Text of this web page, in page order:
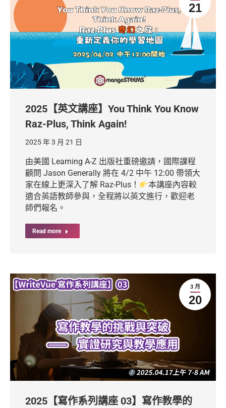
21
2025【英文講座】You Think You Know
Raz-Plus, Think Again!
2025 年 3 月 21 日
由美國 Learning A-Z 出版社重磅邀請，國際課程
顧問 Jason Generally 將在 4/2 中午 12:00 帶領大
家在線上更深入了解 Raz-Plus！
本講座內容較
適合英語教師參與，全程將以英文進行，歡迎老
師們報名。
Read more
3 月
20
2025【寫作系列講座 03】寫作教學的